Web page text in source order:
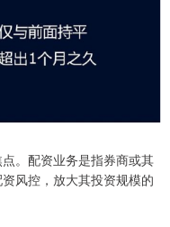
。配资业务是指券商或其
风控，放大其投资规模的